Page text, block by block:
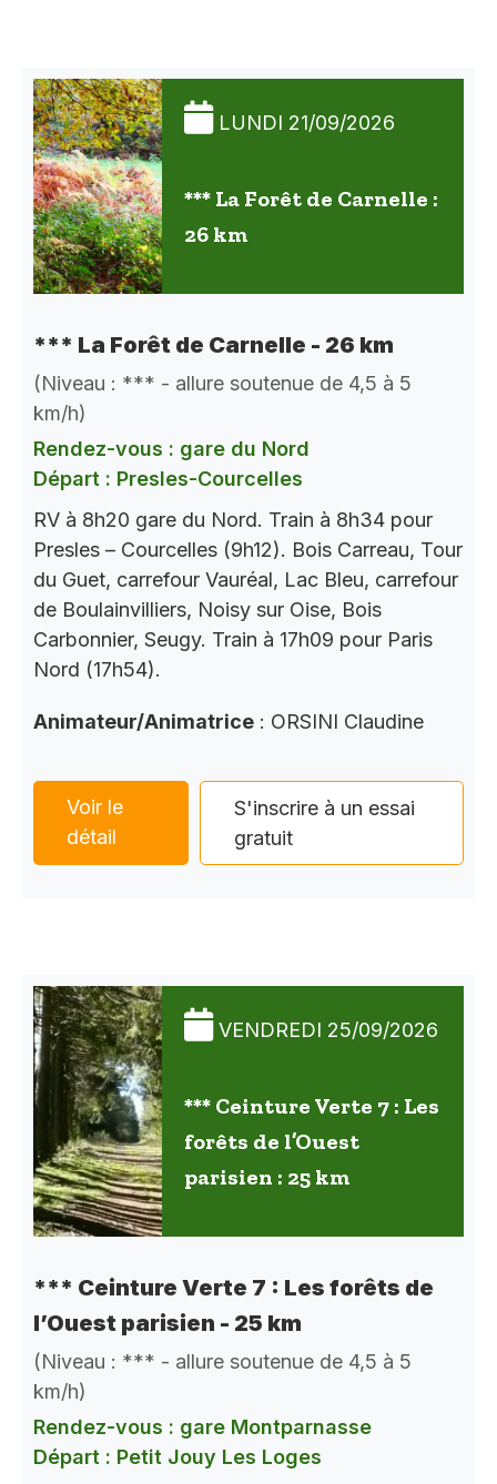
LUNDI 21/09/2026
*** La Forêt de Carnelle :
26 km
*** La Forêt de Carnelle - 26 km
(Niveau : *** - allure soutenue de 4,5 à 5
km/h)
Rendez-vous : gare du Nord
Départ : Presles-Courcelles
RV à 8h20 gare du Nord. Train à 8h34 pour
Presles – Courcelles (9h12). Bois Carreau, Tour
du Guet, carrefour Vauréal, Lac Bleu, carrefour
de Boulainvilliers, Noisy sur Oise, Bois
Carbonnier, Seugy. Train à 17h09 pour Paris
Nord (17h54).
Animateur/Animatrice : ORSINI Claudine
Voir le
détail
S'inscrire à un essai
gratuit
VENDREDI 25/09/2026
*** Ceinture Verte 7 : Les
forêts de l’Ouest
parisien : 25 km
*** Ceinture Verte 7 : Les forêts de
l’Ouest parisien - 25 km
(Niveau : *** - allure soutenue de 4,5 à 5
km/h)
Rendez-vous : gare Montparnasse
Départ : Petit Jouy Les Loges